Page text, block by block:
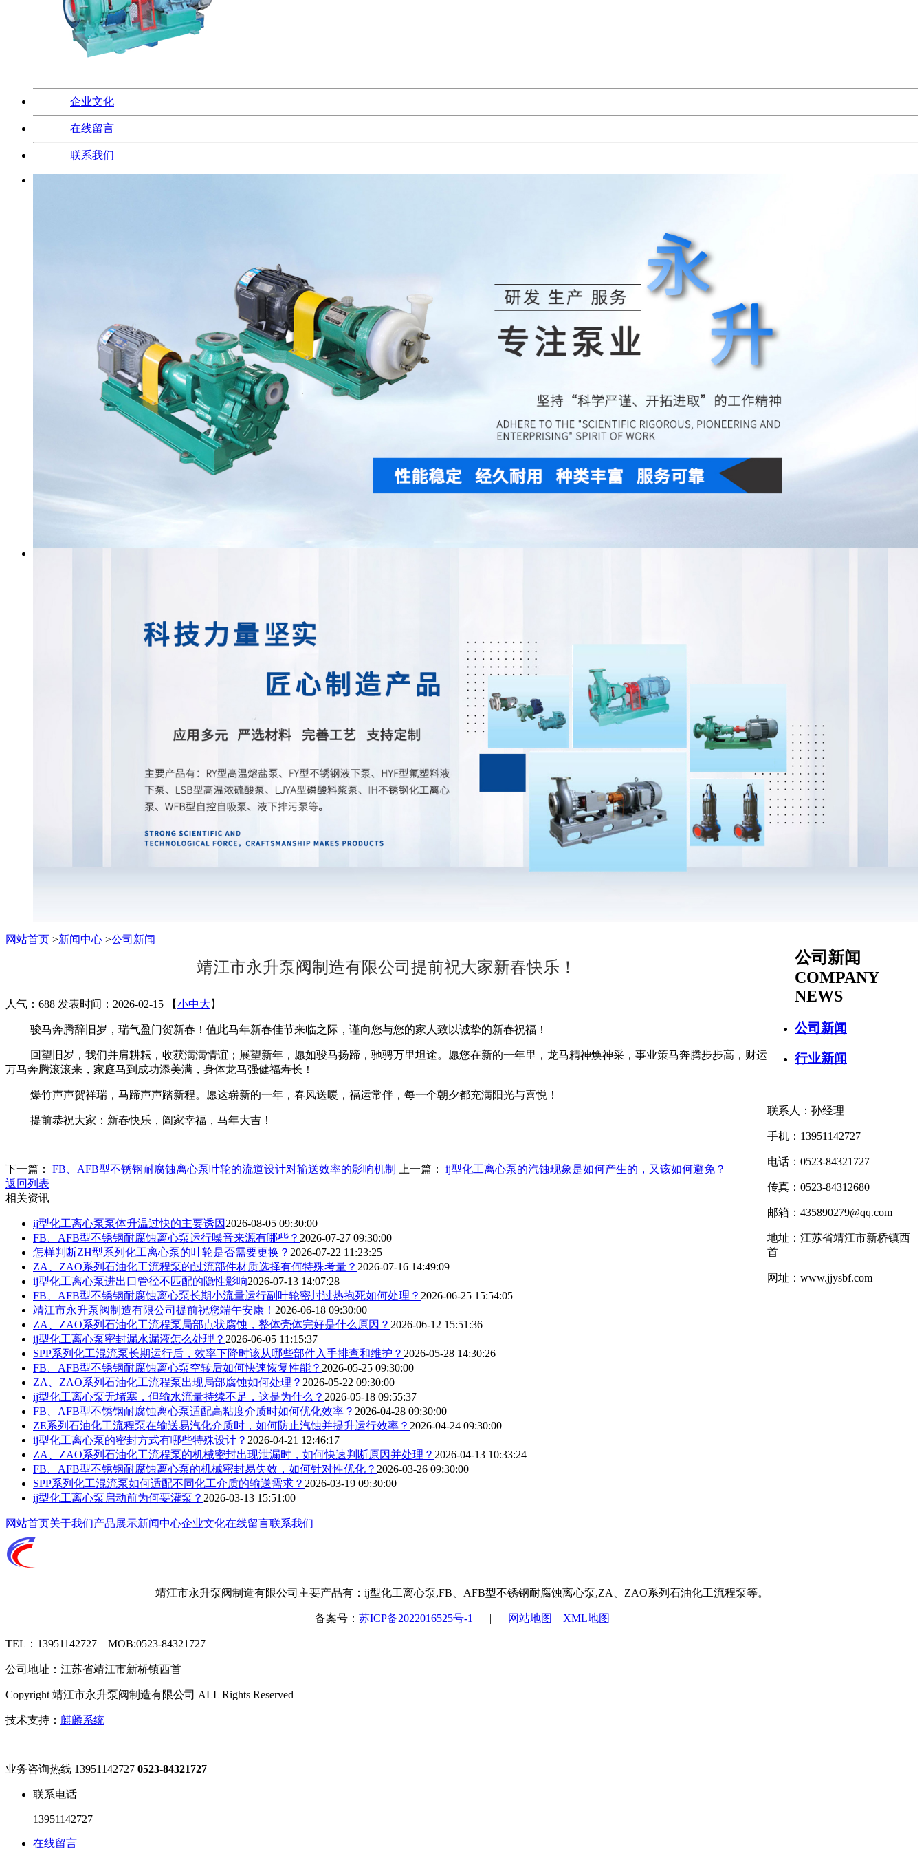
企业文化
在线留言
联系我们
公司新闻
COMPANY
NEWS
公司新闻
行业新闻
联系人：孙经理
手机：13951142727
电话：0523-84321727
传真：0523-84312680
邮箱：435890279@qq.com
地址：江苏省靖江市新桥镇西
首
网址：www.jjysbf.com
网站首页 >新闻中心 >公司新闻
靖江市永升泵阀制造有限公司提前祝大家新春快乐！
人气：688 发表时间：2026-02-15 【小中大 】
骏马奔腾辞旧岁，瑞气盈门贺新春！值此马年新春佳节来临之际，谨向您与您的家人致以诚挚的新春祝福！
回望旧岁，我们并肩耕耘，收获满满情谊；展望新年，愿如骏马扬蹄，驰骋万里坦途。愿您在新的一年里，龙马精神焕神采，事业策马奔腾步步高，财运
万马奔腾滚滚来，家庭马到成功添美满，身体龙马强健福寿长！
爆竹声声贺祥瑞，马蹄声声踏新程。愿这崭新的一年，春风送暖，福运常伴，每一个朝夕都充满阳光与喜悦！
提前恭祝大家：新春快乐，阖家幸福，马年大吉！
下一篇： FB、AFB型不锈钢耐腐蚀离心泵叶轮的流道设计对输送效率的影响机制 上一篇： ij型化工离心泵的汽蚀现象是如何产生的，又该如何避免？
返回列表
相关资讯
ij型化工离心泵泵体升温过快的主要诱因 2026-08-05 09:30:00
FB、AFB型不锈钢耐腐蚀离心泵运行噪音来源有哪些？ 2026-07-27 09:30:00
怎样判断ZH型系列化工离心泵的叶轮是否需要更换？ 2026-07-22 11:23:25
ZA、ZAO系列石油化工流程泵的过流部件材质选择有何特殊考量？ 2026-07-16 14:49:09
ij型化工离心泵进出口管径不匹配的隐性影响2026-07-13 14:07:28
FB、AFB型不锈钢耐腐蚀离心泵长期小流量运行副叶轮密封过热抱死如何处理？ 2026-06-25 15:54:05
靖江市永升泵阀制造有限公司提前祝您端午安康！ 2026-06-18 09:30:00
ZA、ZAO系列石油化工流程泵局部点状腐蚀，整体壳体完好是什么原因？ 2026-06-12 15:51:36
ij型化工离心泵密封漏水漏液怎么处理？ 2026-06-05 11:15:37
SPP系列化工混流泵长期运行后，效率下降时该从哪些部件入手排查和维护？ 2026-05-28 14:30:26
FB、AFB型不锈钢耐腐蚀离心泵空转后如何快速恢复性能？ 2026-05-25 09:30:00
ZA、ZAO系列石油化工流程泵出现局部腐蚀如何处理？ 2026-05-22 09:30:00
ij型化工离心泵无堵塞，但输水流量持续不足，这是为什么？ 2026-05-18 09:55:37
FB、AFB型不锈钢耐腐蚀离心泵适配高粘度介质时如何优化效率？ 2026-04-28 09:30:00
ZE系列石油化工流程泵在输送易汽化介质时，如何防止汽蚀并提升运行效率？ 2026-04-24 09:30:00
ij型化工离心泵的密封方式有哪些特殊设计？ 2026-04-21 12:46:17
ZA、ZAO系列石油化工流程泵的机械密封出现泄漏时，如何快速判断原因并处理？ 2026-04-13 10:33:24
FB、AFB型不锈钢耐腐蚀离心泵的机械密封易失效，如何针对性优化？ 2026-03-26 09:30:00
SPP系列化工混流泵如何适配不同化工介质的输送需求？ 2026-03-19 09:30:00
ij型化工离心泵启动前为何要灌泵？ 2026-03-13 15:51:00
网站首页关于我们产品展示新闻中心企业文化在线留言联系我们
靖江市永升泵阀制造有限公司主要产品有：ij型化工离心泵,FB、AFB型不锈钢耐腐蚀离心泵,ZA、ZAO系列石油化工流程泵等。
备案号： 苏ICP备2022016525号-1 | 网站地图 XML地图
TEL：13951142727 MOB:0523-84321727
公司地址：江苏省靖江市新桥镇西首
Copyright 靖江市永升泵阀制造有限公司 ALL Rights Reserved
技术支持： 麒麟系统
业务咨询热线 13951142727 0523-84321727
联系电话
13951142727
在线留言